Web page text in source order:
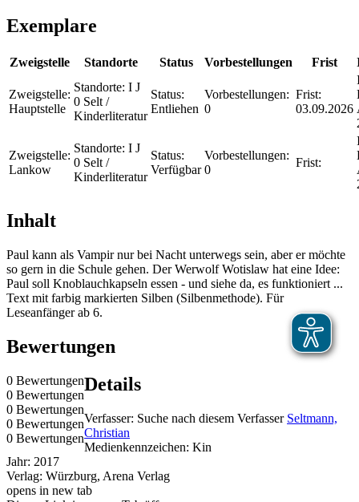
Exemplare
Zweigstelle Standorte Status Vorbestellungen Frist
Zweigstelle:
Hauptstelle
Standorte: I J
0 Selt /
Kinderliteratur
Status:
Entliehen
Vorbestellungen:
0
Frist:
03.09.2026
Zweigstelle:
Lankow
Standorte: I J
0 Selt /
Kinderliteratur
Status:
Verfügbar
Vorbestellungen:
0
Frist:
Inhalt
Paul kann als Vampir nur bei Nacht unterwegs sein, aber er möchte
so gern in die Schule gehen. Der Werwolf Wotislaw hat eine Idee:
Paul soll Knoblauchkapseln essen - und siehe da, es funktioniert ...
Text mit farbig markierten Silben (Silbenmethode). Für
Leseanfänger ab 6.
Bewertungen
0 Bewertungen
0 Bewertungen
0 Bewertungen
0 Bewertungen
0 Bewertungen
Details
Verfasser: Suche nach diesem Verfasser Seltmann,
Christian
Medienkennzeichen: Kin
Jahr: 2017
Verlag: Würzburg, Arena Verlag
opens in new tab